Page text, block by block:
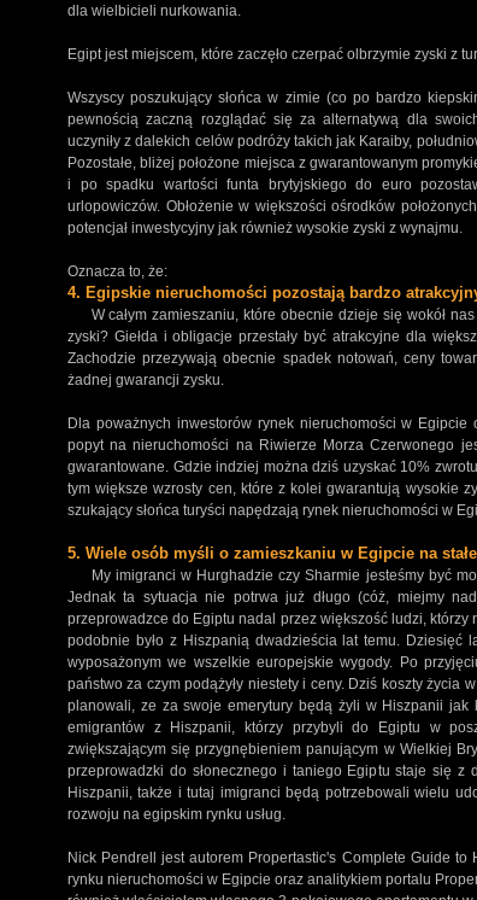
dla wielbicieli nurkowania.
Egipt jest miejscem, które zaczęło czerpać olbrzymie zyski z
Wszyscy poszukujący słońca w zimie (co po bardzo
pewnością zaczną rozglądać się za alternatywą dla
uczyniły z dalekich celów podróży takich jak Karaiby,
Pozostałe, bliżej położone miejsca z gwarantowanym
i po spadku wartości funta brytyjskiego do euro
urlopowiczów. Obłożenie w większości ośrodków
potencjał inwestycyjny jak również wysokie zyski z wynajmu.
Oznacza to, że:
4. Egipskie nieruchomości pozostają bardzo
W całym zamieszaniu, które obecnie dzieje się wokół
zyski? Giełda i obligacje przestały być atrakcyjne dla
Zachodzie przezywają obecnie spadek notowań, ceny
żadnej gwarancji zysku.
Dla poważnych inwestorów rynek nieruchomości w
popyt na nieruchomości na Riwierze Morza Czerwonego
gwarantowane. Gdzie indziej można dziś uzyskać 10%
tym większe wzrosty cen, które z kolei gwarantują wysokie
szukający słońca turyści napędzają rynek nieruchomości w
5. Wiele osób myśli o zamieszkaniu w Egipcie na
My imigranci w Hurghadzie czy Sharmie jesteśmy być
Jednak ta sytuacja nie potrwa już długo (cóż, miejmy
przeprowadzce do Egiptu nadal przez większość ludzi,
podobnie było z Hiszpanią dwadzieścia lat temu. Dziesięć
wyposażonym we wszelkie europejskie wygody. Po
państwo za czym podążyły niestety i ceny. Dziś koszty
planowali, ze za swoje emerytury będą żyli w Hiszpanii jak
emigrantów z Hiszpanii, którzy przybyli do Egiptu w
zwiększającym się przygnębieniem panującym w Wielkiej
przeprowadzki do słonecznego i taniego Egiptu staje się
Hiszpanii, także i tutaj imigranci będą potrzebowali wielu
rozwoju na egipskim rynku usług.
Nick Pendrell jest autorem Propertastic's Complete Guide
rynku nieruchomości w Egipcie oraz analitykiem portalu